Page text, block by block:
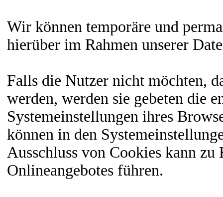
Wir können temporäre und
hierüber im Rahmen unserer
Falls die Nutzer nicht möchten,
werden, werden sie gebeten die
Systemeinstellungen ihres
können in den
Ausschluss von Cookies kann zu
Onlineangebotes führen.